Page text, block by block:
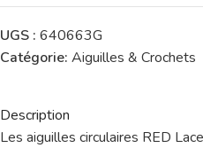
UGS : 640663G
Catégorie: Aiguilles & Crochets
Description
Les aiguilles circulaires RED